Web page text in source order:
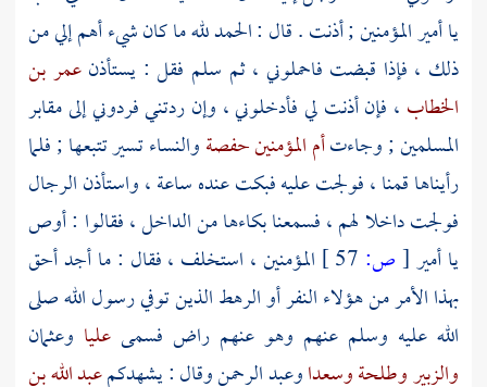
يا أمير المؤمنين ; أذنت . قال : الحمد لله ما كان شيء أهم إلي من
ذلك ، فإذا قبضت فاحملوني ، ثم سلم فقل : يستأذنعمر بن
الخطاب ، فإن أذنت لي فأدخلوني ، وإن ردتني فردوني إلى مقابر
المسلمين ; وجاءتأم المؤمنين حفصةوالنساء تسير تتبعها ; فلما
رأيناها قمنا ، فولجت عليه فبكت عنده ساعة ، واستأذن الرجال
فولجت داخلا لهم ، فسمعنا بكاءها من الداخل ، فقالوا : أوص
يا أمير[ص:
المؤمنين ، استخلف ، فقال : ما أجد أحق
بهذا الأمر من هؤلاء النفر أو الرهط الذين توفي رسول الله صلى
الله عليه وسلم عنهم وهو عنهم راض فسمى عليا وعثمان
والزبيروطلحةوسعداوعبد الرحمنوقال : يشهدكمعبد الله بن